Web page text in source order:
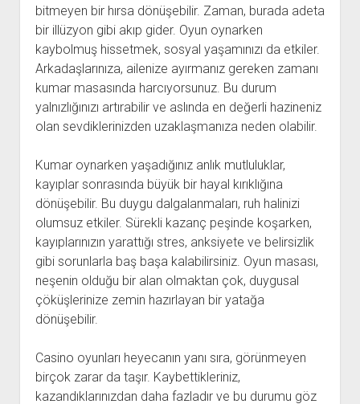
bitmeyen bir hırsa dönüşebilir. Zaman, burada adeta
bir illüzyon gibi akıp gider. Oyun oynarken
kaybolmuş hissetmek, sosyal yaşamınızı da etkiler.
Arkadaşlarınıza, ailenize ayırmanız gereken zamanı
kumar masasında harcıyorsunuz. Bu durum
yalnızlığınızı artırabilir ve aslında en değerli hazineniz
olan sevdiklerinizden uzaklaşmanıza neden olabilir.
Kumar oynarken yaşadığınız anlık mutluluklar,
kayıplar sonrasında büyük bir hayal kırıklığına
dönüşebilir. Bu duygu dalgalanmaları, ruh halinizi
olumsuz etkiler. Sürekli kazanç peşinde koşarken,
kayıplarınızın yarattığı stres, anksiyete ve belirsizlik
gibi sorunlarla baş başa kalabilirsiniz. Oyun masası,
neşenin olduğu bir alan olmaktan çok, duygusal
çöküşlerinize zemin hazırlayan bir yatağa
dönüşebilir.
Casino oyunları heyecanın yanı sıra, görünmeyen
birçok zarar da taşır. Kaybettikleriniz,
kazandıklarınızdan daha fazladır ve bu durumu göz